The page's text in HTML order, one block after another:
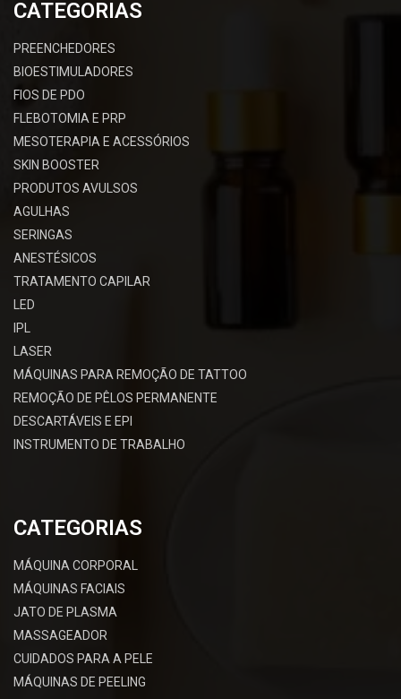
CATEGORIAS
PREENCHEDORES
BIOESTIMULADORES
FIOS DE PDO
FLEBOTOMIA E PRP
MESOTERAPIA E ACESSÓRIOS
SKIN BOOSTER
PRODUTOS AVULSOS
AGULHAS
SERINGAS
ANESTÉSICOS
TRATAMENTO CAPILAR
LED
IPL
LASER
MÁQUINAS PARA REMOÇÃO DE TATTOO
REMOÇÃO DE PÊLOS PERMANENTE
DESCARTÁVEIS E EPI
INSTRUMENTO DE TRABALHO
CATEGORIAS
MÁQUINA CORPORAL
MÁQUINAS FACIAIS
JATO DE PLASMA
MASSAGEADOR
CUIDADOS PARA A PELE
MÁQUINAS DE PEELING